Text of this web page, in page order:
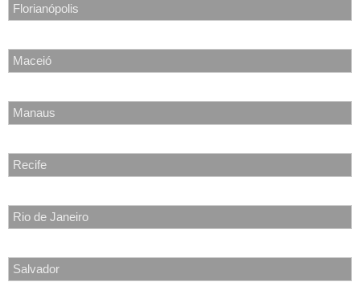
Florianópolis
Maceió
Manaus
Recife
Rio de Janeiro
Salvador